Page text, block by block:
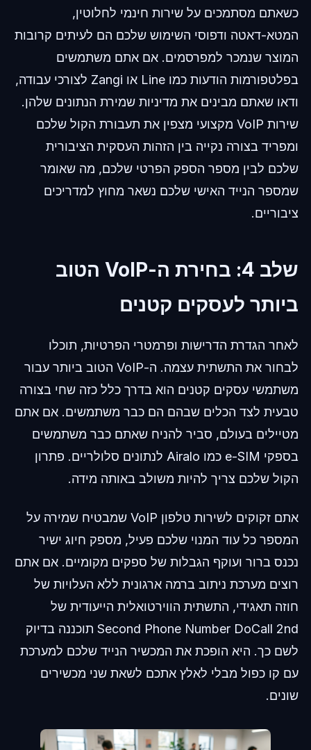
כשאתם מסתמכים על שירות חינמי לחלוטין,
המטא-דאטה ודפוסי השימוש שלכם הם לעיתים קרובות
המוצר שנמכר למפרסמים. אם אתם משתמשים
בפלטפורמות הודעות כמו Line או Zangi לצורכי עבודה,
ודאו שאתם מבינים את מדיניות שמירת הנתונים שלהן.
שירות VoIP מקצועי מצפין את תעבורת הקול שלכם
ומפריד בצורה נקייה בין הזהות העסקית הציבורית
שלכם לבין מספר הספק הפרטי שלכם, מה שאומר
שמספר הנייד האישי שלכם נשאר מחוץ למדריכים
ציבוריים.
שלב 4: בחירת ה-VoIP הטוב
ביותר לעסקים קטנים
לאחר הגדרת הדרישות ופרמטרי הפרטיות, תוכלו
לבחור את התשתית עצמה. ה-VoIP הטוב ביותר עבור
משתמשי עסקים קטנים הוא בדרך כלל כזה שחי בצורה
טבעית לצד הכלים שבהם הם כבר משתמשים. אם אתם
מטיילים בעולם, סביר להניח שאתם כבר משתמשים
בספקי e-SIM כמו Airalo לנתונים סלולריים. פתרון
הקול שלכם צריך להיות משולב באותה מידה.
אתם זקוקים לשירות טלפון VoIP שמבטיח שמירה על
המספר כל עוד המנוי שלכם פעיל, מספק חיוג ישיר
נכנס ברור ועוקף הגבלות של ספקים מקומיים. אם אתם
רוצים מערכת ניתוב ברמה ארגונית ללא העלויות של
חוזה תאגידי, התשתית הווירטואלית הייעודית של
Second Phone Number DoCall 2nd תוכננה בדיוק
לשם כך. היא הופכת את המכשיר הנייד שלכם למערכת
עם קו כפול מבלי לאלץ אתכם לשאת שני מכשירים
שונים.